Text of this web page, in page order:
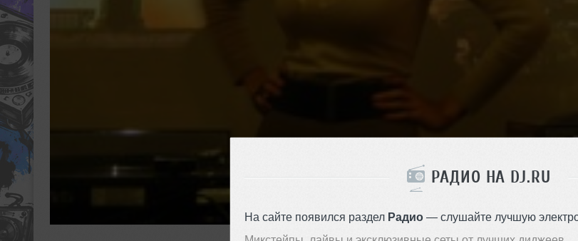
РАДИО НА DJ.RU
На сайте появился раздел Радио— слушайте лучшую